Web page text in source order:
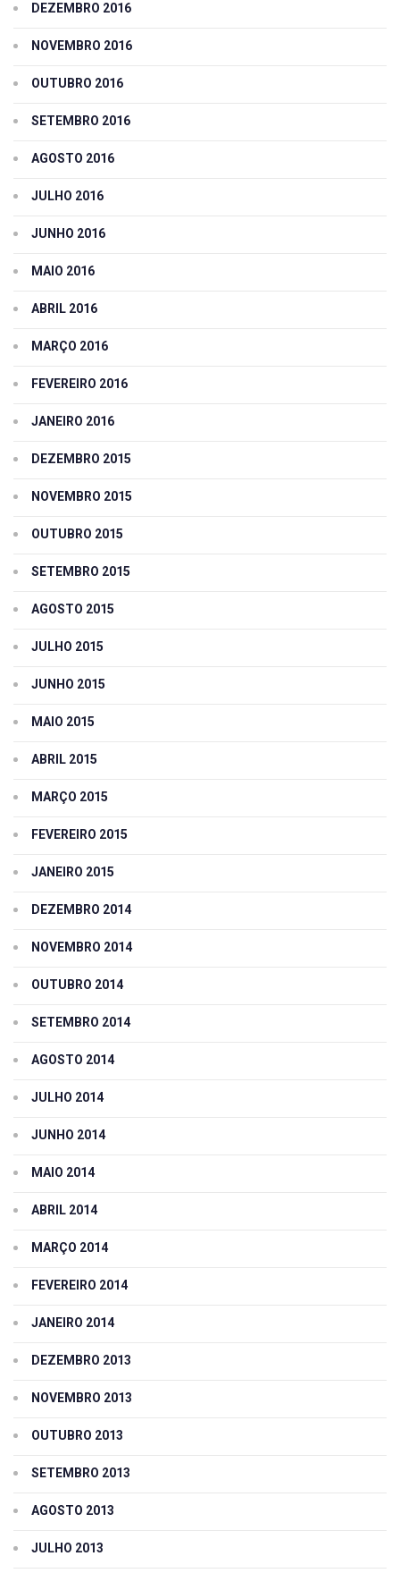
DEZEMBRO 2016
NOVEMBRO 2016
OUTUBRO 2016
SETEMBRO 2016
AGOSTO 2016
JULHO 2016
JUNHO 2016
MAIO 2016
ABRIL 2016
MARÇO 2016
FEVEREIRO 2016
JANEIRO 2016
DEZEMBRO 2015
NOVEMBRO 2015
OUTUBRO 2015
SETEMBRO 2015
AGOSTO 2015
JULHO 2015
JUNHO 2015
MAIO 2015
ABRIL 2015
MARÇO 2015
FEVEREIRO 2015
JANEIRO 2015
DEZEMBRO 2014
NOVEMBRO 2014
OUTUBRO 2014
SETEMBRO 2014
AGOSTO 2014
JULHO 2014
JUNHO 2014
MAIO 2014
ABRIL 2014
MARÇO 2014
FEVEREIRO 2014
JANEIRO 2014
DEZEMBRO 2013
NOVEMBRO 2013
OUTUBRO 2013
SETEMBRO 2013
AGOSTO 2013
JULHO 2013